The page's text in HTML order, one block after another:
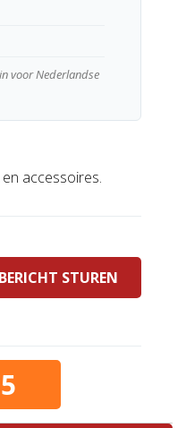
voor Nederlandse
accessoires.
STUREN